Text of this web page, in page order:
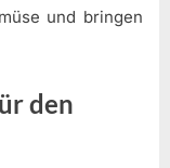
und bringen
den